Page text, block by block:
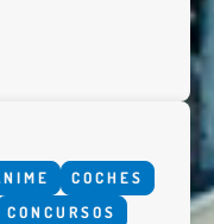
COCHES
CONCURSOS